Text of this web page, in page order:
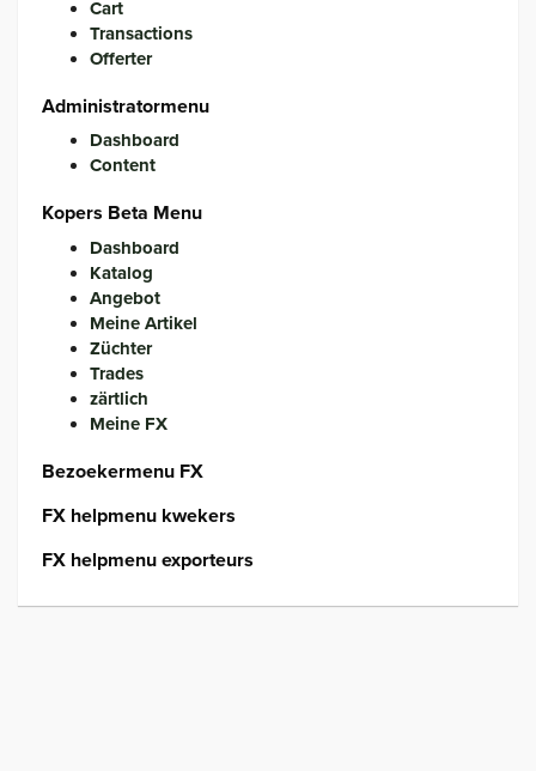
Cart
Transactions
Offerter
Administratormenu
Dashboard
Content
Kopers Beta Menu
Dashboard
Katalog
Angebot
Meine Artikel
Züchter
Trades
zärtlich
Meine FX
Bezoekermenu FX
FX helpmenu kwekers
FX helpmenu exporteurs